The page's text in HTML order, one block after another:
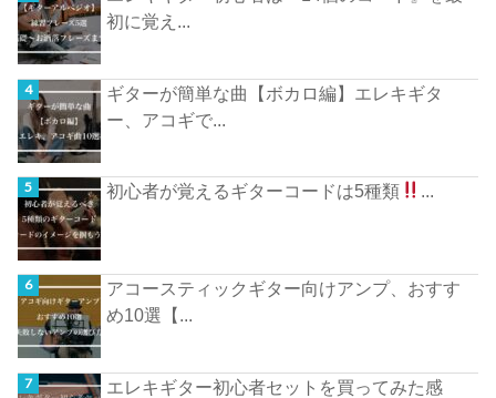
初に覚え...
ギターが簡単な曲【ボカロ編】エレキギタ
ー、アコギで...
初心者が覚えるギターコードは5種類 ...
アコースティックギター向けアンプ、おすす
め10選【...
エレキギター初心者セットを買ってみた感